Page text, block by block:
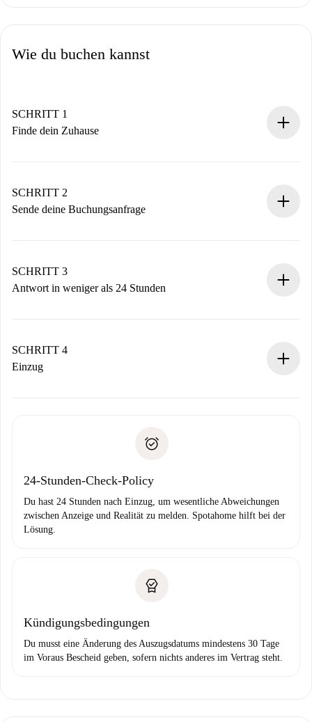
Wie du buchen kannst
SCHRITT 1
Finde dein Zuhause
Du erhältst alle notwendigen Informationen im Voraus.
SCHRITT 2
Sende deine Buchungsanfrage
Denk daran, dass wir dich erst belasten, wenn der
Vermieter zustimmt.
SCHRITT 3
Antwort in weniger als 24 Stunden
stellen den Kontakt her.
Wenn der Vermieter ablehnen muss, entstehen keine
SCHRITT 4
Einzug
24-Stunden-Check-Policy
Du hast 24 Stunden nach Einzug, um wesentliche Abweichungen
zwischen Anzeige und Realität zu melden. Spotahome hilft bei der
Lösung.
Kündigungsbedingungen
Du musst eine Änderung des Auszugsdatums mindestens 30 Tage
im Voraus Bescheid geben, sofern nichts anderes im Vertrag steht.